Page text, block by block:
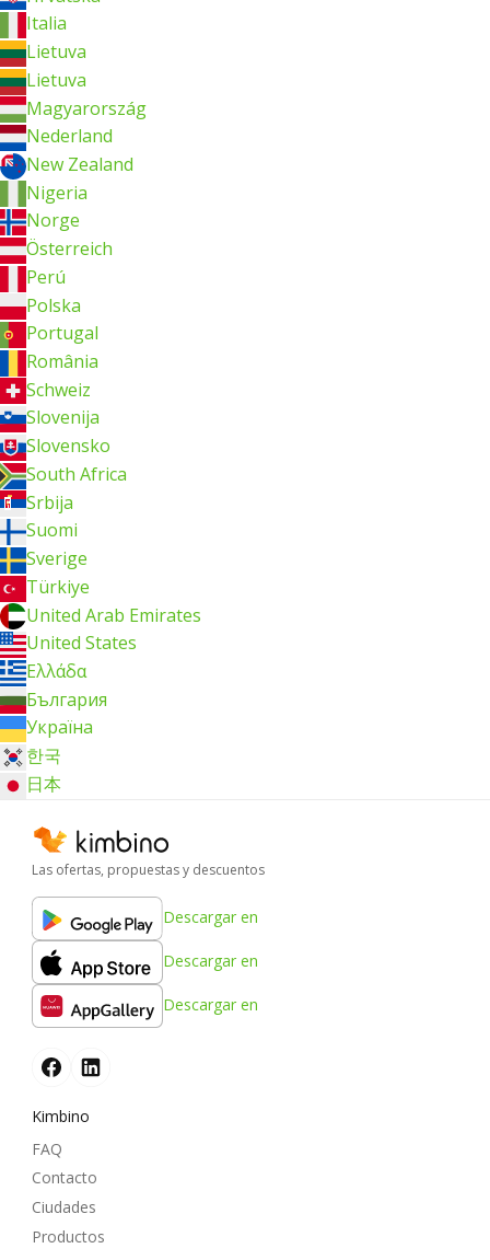
Italia
Lietuva
Lietuva
Magyarország
Nederland
New Zealand
Nigeria
Norge
Österreich
Perú
Polska
Portugal
România
Schweiz
Slovenija
Slovensko
South Africa
Srbija
Suomi
Sverige
Türkiye
United Arab Emirates
United States
Ελλάδα
България
Україна
한국
日本
Las ofertas, propuestas y descuentos
Descargar en
Descargar en
Descargar en
Kimbino
FAQ
Contacto
Ciudades
Productos